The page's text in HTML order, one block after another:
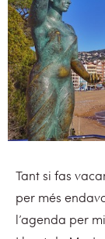
Tant si fas
per més
l’agenda per